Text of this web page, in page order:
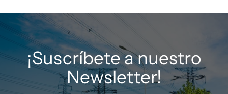
¡Suscríbete a nuestro
Newsletter!